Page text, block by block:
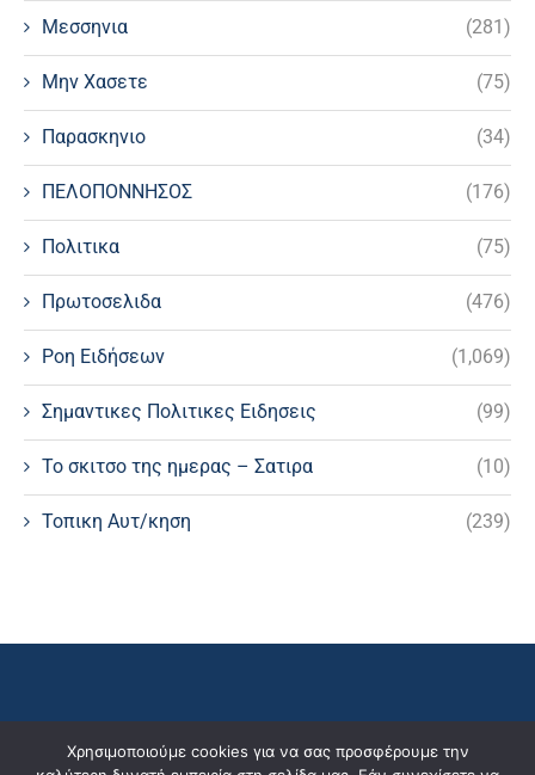
Μεσσηνια (281)
Μην Χασετε (75)
Παρασκηνιο (34)
ΠΕΛΟΠΟΝΝΗΣΟΣ (176)
Πολιτικα (75)
Πρωτοσελιδα (476)
Ροη Ειδήσεων (1,069)
Σημαντικες Πολιτικες Ειδησεις (99)
Το σκιτσο της ημερας – Σατιρα (10)
Τοπικη Αυτ/κηση (239)
Χρησιμοποιούμε cookies για να σας προσφέρουμε την